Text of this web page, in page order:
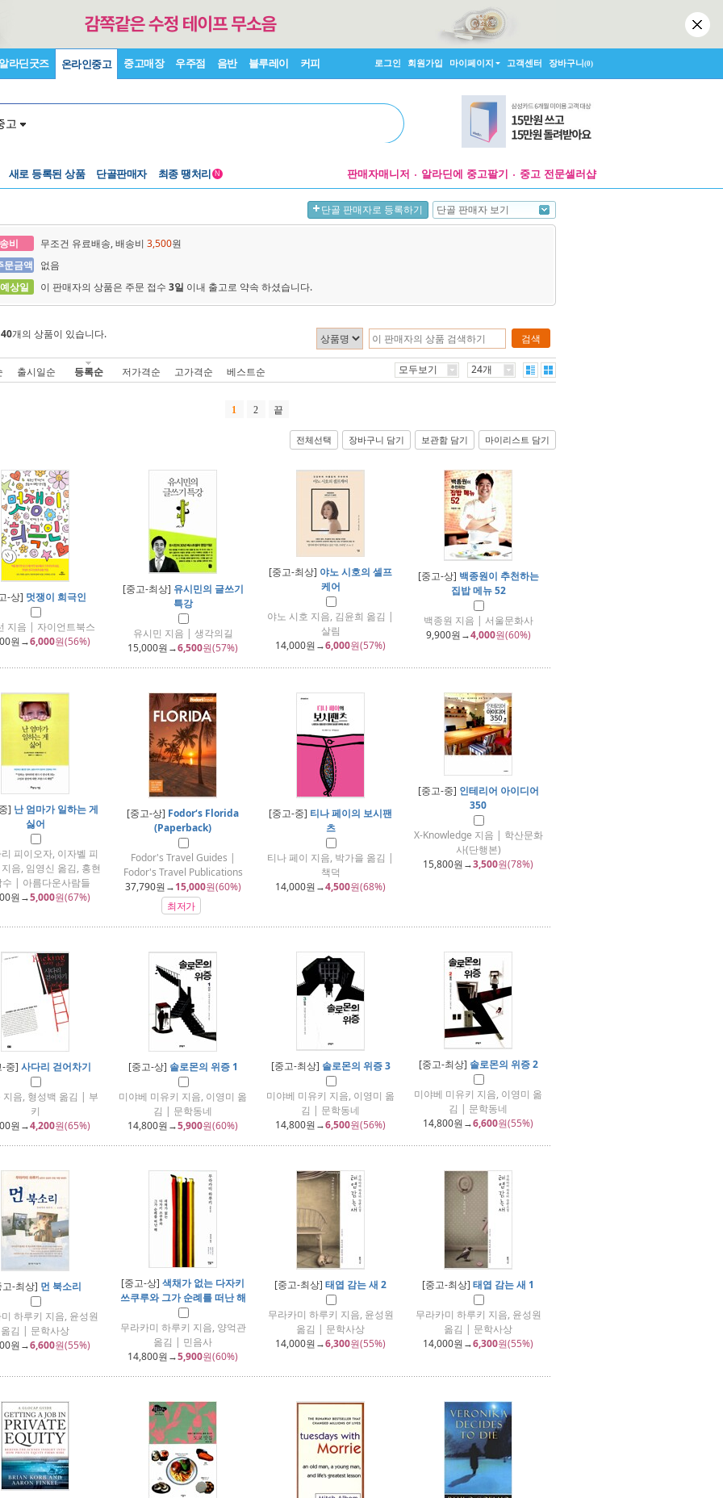
알라딘굿즈 온라인중고 중고매장 우주점 음반 블루레이 커피 로그인 회원가입 마이페이지 고객센터 장바구니(0)
고
새로 등록된 상품 단골판매자 최종 땡처리 N 판매자매니저 알라딘에 중고팔기 중고 전문셀러샵
단골 판매자로 등록하기 단골 판매자 보기
비 무조건 유료배송, 배송비 3,500원
문금액
없음
상일
이 판매자의 상품은 주문 접수 3일 이내 출고로 약속 하셨습니다.
검색
40개의 상품이 있습니다.
출시일순 등록순 저가격순 고가격순 베스트순 모두보기 24개
1 2 끝
전체선택 장바구니 담기 보관함 담기 마이리스트 담기
-상] 멋쟁이 희극인
지음 | 자이언트북스
원→6,000원(56%)
[중고-최상] 유시민의 글쓰기
특강
유시민 지음 | 생각의길
15,000원→6,500원(57%)
[중고-최상] 야노 시호의 셀프
케어
야노 시호 지음, 김윤희 옮김 |
살림
14,000원→6,000원(57%)
[중고-상] 백종원이 추천하는
집밥 메뉴 52
백종원 지음 | 서울문화사
9,900원→4,000원(60%)
] 난 엄마가 일하는 게
싫어
피이오자, 이자벨 피
음, 임영신 옮김, 홍현
수 | 아름다운사람들
원→5,000원(67%)
[중고-상] Fodor‘s Florida
(Paperback)
Fodor's Travel Guides |
Fodor's Travel Publications
37,790원→15,000원(60%)
최저가
[중고-중] 티나 페이의 보시팬
츠
티나 페이 지음, 박가을 옮김 |
책덕
14,000원→4,500원(68%)
[중고-중] 인테리어 아이디어
350
X-Knowledge 지음 | 학산문화
사(단행본)
15,800원→3,500원(78%)
-중] 사다리 걷어차기
지음, 형성백 옮김 | 부
키
원→4,200원(65%)
[중고-상] 솔로몬의 위증 1
미야베 미유키 지음, 이영미 옮
김 | 문학동네
14,800원→5,900원(60%)
[중고-최상] 솔로몬의 위증 3
미야베 미유키 지음, 이영미 옮
김 | 문학동네
14,800원→6,500원(56%)
[중고-최상] 솔로몬의 위증 2
미야베 미유키 지음, 이영미 옮
김 | 문학동네
14,800원→6,600원(55%)
고-최상] 먼 북소리
하루키 지음, 윤성원
옮김 | 문학사상
원→6,600원(55%)
[중고-상] 색채가 없는 다자키
쓰쿠루와 그가 순례를 떠난 해
무라카미 하루키 지음, 양억관
옮김 | 민음사
14,800원→5,900원(60%)
[중고-최상] 태엽 감는 새 2
무라카미 하루키 지음, 윤성원
옮김 | 문학사상
14,000원→6,300원(55%)
[중고-최상] 태엽 감는 새 1
무라카미 하루키 지음, 윤성원
옮김 | 문학사상
14,000원→6,300원(55%)